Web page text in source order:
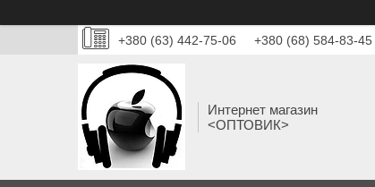
+380 (63) 442-75-06 +380 (68) 584-83-45
Интернет магазин
<ОПТОВИК>